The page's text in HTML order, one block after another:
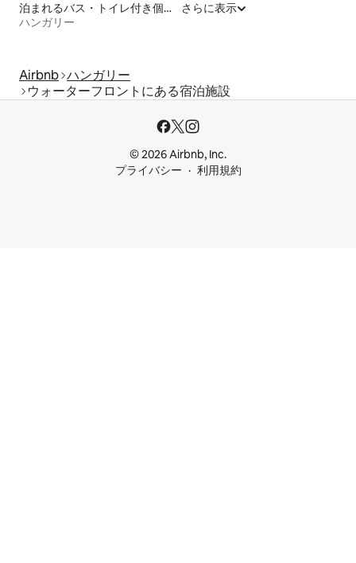
泊まれるバス・トイレ付き個室
ハンガリー
さらに表示
Airbnb ハンガリー
ウォーターフロントにある宿泊施設
© 2026 Airbnb, Inc.
プライバシー
利用規約